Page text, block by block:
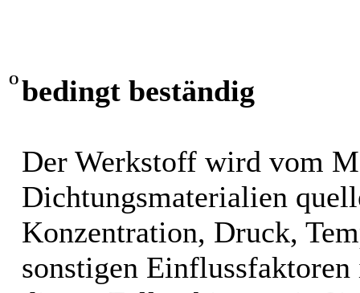
O bedingt beständig
Der Werkstoff wird vom
Dichtungsmaterialien
Konzentration, Druck,
sonstigen